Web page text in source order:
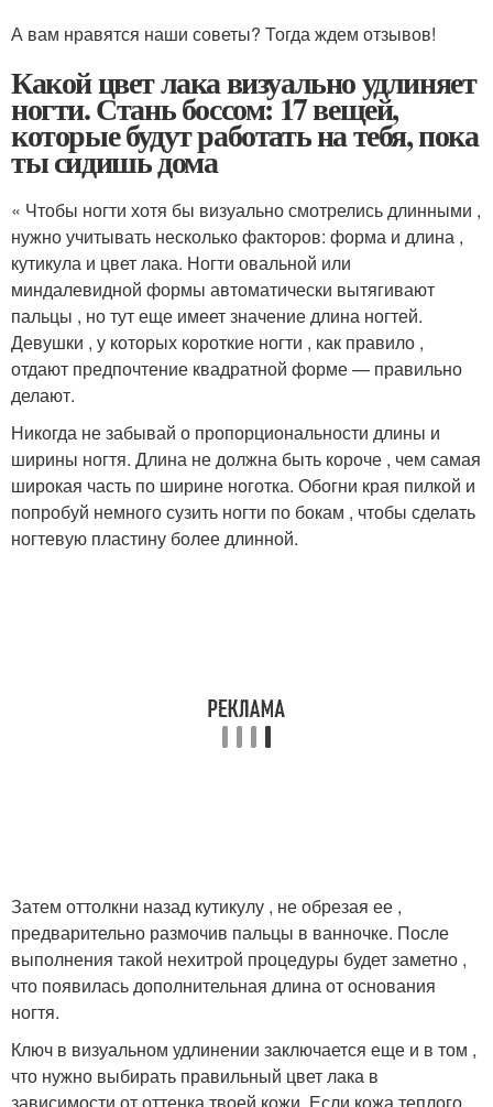
А вам нравятся наши советы? Тогда ждем отзывов!
Какой цвет лака визуально удлиняет
ногти. Стань боссом: 17 вещей,
которые будут работать на тебя, пока
ты сидишь дома
« Чтобы ногти хотя бы визуально смотрелись длинными ,
нужно учитывать несколько факторов: форма и длина ,
кутикула и цвет лака. Ногти овальной или
миндалевидной формы автоматически вытягивают
пальцы , но тут еще имеет значение длина ногтей.
Девушки , у которых короткие ногти , как правило ,
отдают предпочтение квадратной форме — правильно
делают.
Никогда не забывай о пропорциональности длины и
ширины ногтя. Длина не должна быть короче , чем самая
широкая часть по ширине ноготка. Обогни края пилкой и
попробуй немного сузить ногти по бокам , чтобы сделать
ногтевую пластину более длинной.
Затем оттолкни назад кутикулу , не обрезая ее ,
предварительно размочив пальцы в ванночке. После
выполнения такой нехитрой процедуры будет заметно ,
что появилась дополнительная длина от основания
ногтя.
Ключ в визуальном удлинении заключается еще и в том ,
что нужно выбирать правильный цвет лака в